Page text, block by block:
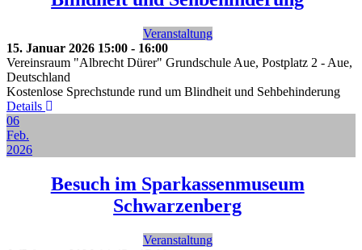
Veranstaltung
15. Januar 2026 15:00 - 16:00
Vereinsraum "Albrecht Dürer" Grundschule Aue, Postplatz 2 - Aue,
Deutschland
Kostenlose Sprechstunde rund um Blindheit und Sehbehinderung
Details
06
Feb.
2026
Besuch im Sparkassenmuseum
Schwarzenberg
Veranstaltung